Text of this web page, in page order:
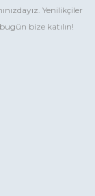
Yenilikçiler
bize katılın!